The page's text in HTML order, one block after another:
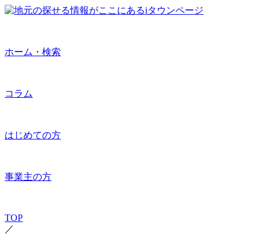
ホーム・検索
コラム
はじめての方
事業主の方
TOP
／